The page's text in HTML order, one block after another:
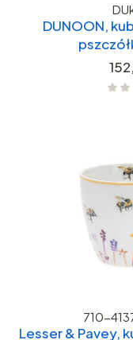
DUNOON,
710-
Lesser & Pavey,